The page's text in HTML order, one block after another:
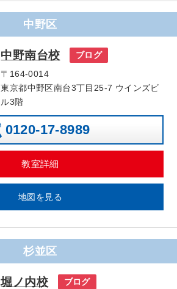
中野区
中野南台校
ブログ
〒164-0014
東京都中野区南台3丁目25‐7 ウインズビ
ル3階
0120-17-8989
教室詳細
地図を見る
杉並区
堀ノ内校
ブログ